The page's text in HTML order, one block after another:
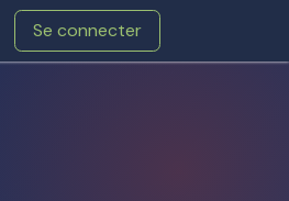
Se connecter